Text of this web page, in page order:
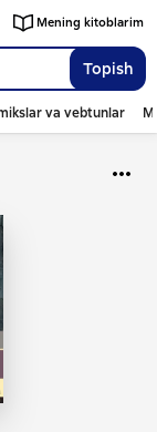
Topish
Mening kitoblarim
va vebtunlar